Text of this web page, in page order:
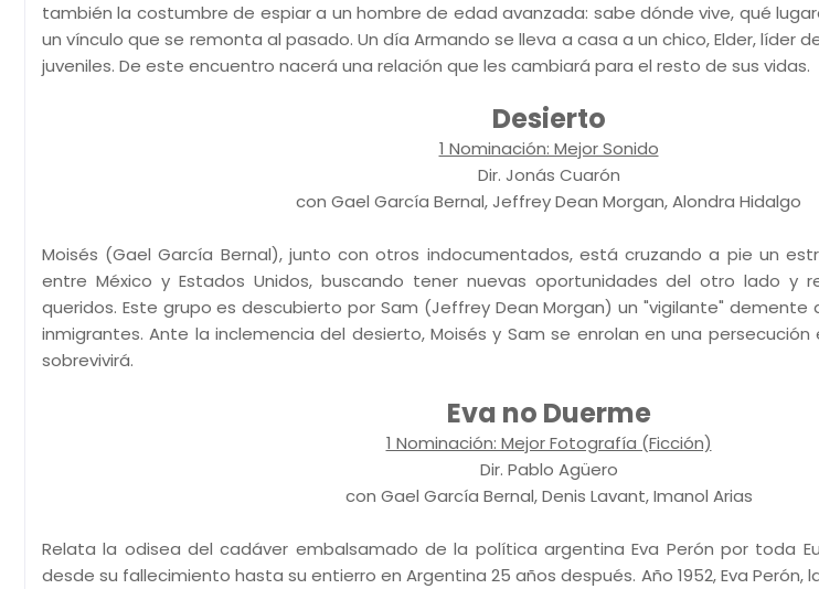
también la costumbre de espiar a un hombre de edad avanzada: sabe dónde vive, qué
un vínculo que se remonta al pasado. Un día Armando se lleva a casa a un chico, Elder, líder
juveniles. De este encuentro nacerá una relación que les cambiará para el resto de sus vidas.
Desierto
1 Nominación: Mejor Sonido
Dir. Jonás Cuarón
con Gael García Bernal, Jeffrey Dean Morgan, Alondra Hidalgo
Moisés (Gael García Bernal), junto con otros indocumentados, está cruzando a pie un
entre México y Estados Unidos, buscando tener nuevas oportunidades del otro lado y
queridos. Este grupo es descubierto por Sam (Jeffrey Dean Morgan) un "vigilante" demente
inmigrantes. Ante la inclemencia del desierto, Moisés y Sam se enrolan en una
sobrevivirá.
Eva no Duerme
1 Nominación: Mejor Fotografía (Ficción)
Dir. Pablo Agüero
con Gael García Bernal, Denis Lavant, Imanol Arias
Relata la odisea del cadáver embalsamado de la política argentina Eva Perón por toda
desde su fallecimiento hasta su entierro en Argentina 25 años después. Año 1952, Eva Perón,